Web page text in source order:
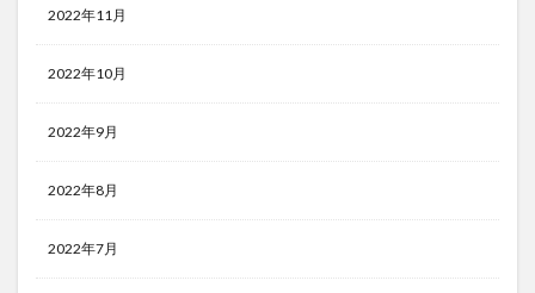
2022年11月
2022年10月
2022年9月
2022年8月
2022年7月